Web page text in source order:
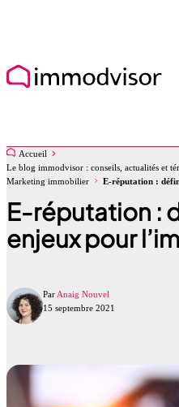
Accueil
Le blog immodvisor : conseils, actualités et
Marketing immobilier
E-réputation :
E-réputation :
enjeux pour
Par Anaig Nouvel
15 septembre 2021